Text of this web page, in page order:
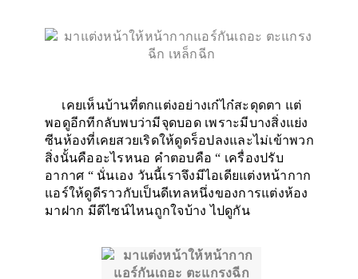
เคยเห็นบ้านที่ตกแต่งอย่างเก๋ไก๋สะดุดตา แต่
พอดูอีกทีกลับพบว่ามีจุดบอด เพราะมีบางสิ่งแย่ง
ซีนห้องที่เคยสวยเริดให้ดูดร็อปลงและไม่เข้าพวก
สิ่งนั้นคืออะไรหนอ คำตอบคือ “ เครื่องปรับ
อากาศ “ นั่นเอง วันนี้เราจึงมีไอเดียแต่งหน้ากาก
แอร์ให้ดูดีราวกับเป็นดีเทลหนึ่งของการแต่งห้อง
มาฝาก มีดีไซน์ไหนถูกใจบ้าง ไปดูกัน